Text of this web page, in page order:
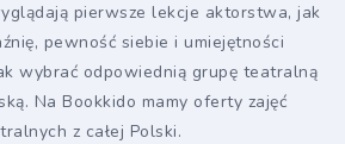
pierwsze lekcje aktorstwa, jak
pewność siebie i umiejętności
wybrać odpowiednią grupę teatralną
Na Bookkido mamy oferty zajęć
z całej Polski.